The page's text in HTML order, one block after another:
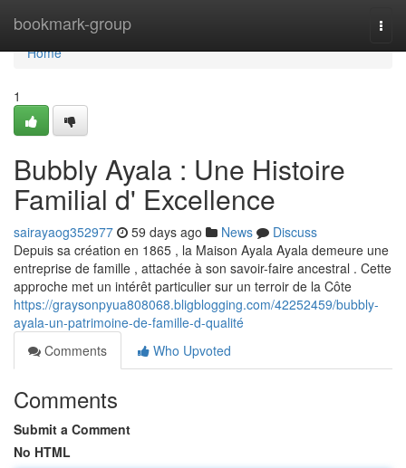
bookmark-group
Home
Home
1
Bubbly Ayala : Une Histoire
Familial d' Excellence
sairayaog352977 59 days ago News
Discuss
Depuis sa création en 1865 , la Maison Ayala Ayala demeure une
entreprise de famille , attachée à son savoir-faire ancestral . Cette
approche met un intérêt particulier sur un terroir de la Côte
https://graysonpyua808068.bligblogging.com/42252459/bubbly-
ayala-un-patrimoine-de-famille-d-qualité
Comments
Who Upvoted
Comments
Submit a Comment
No HTML